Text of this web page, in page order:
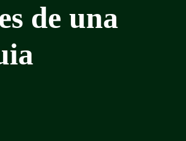
de una